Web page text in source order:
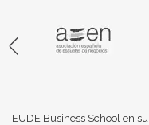
EUDE Business School en